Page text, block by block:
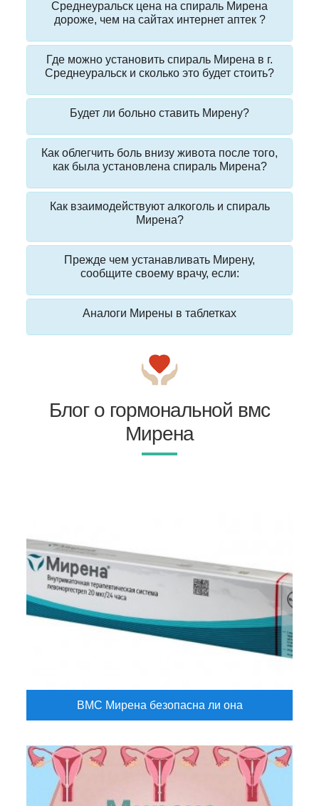
Среднеуральск цена на спираль Мирена
дороже, чем на сайтах интернет аптек ?
Где можно установить спираль Мирена в г.
Среднеуральск и сколько это будет стоить?
Будет ли больно ставить Мирену?
Как облегчить боль внизу живота после того,
как была установлена спираль Мирена?
Как взаимодействуют алкоголь и спираль
Мирена?
Прежде чем устанавливать Мирену,
сообщите своему врачу, если:
Аналоги Мирены в таблетках
Блог о гормональной вмс
Мирена
ВМС Мирена безопасна ли она